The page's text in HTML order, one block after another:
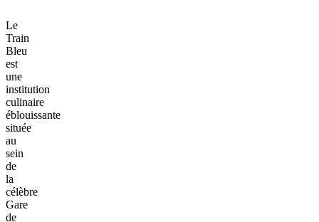
Le
Train
Bleu
est
une
institution
culinaire
éblouissante
située
au
sein
de
la
célèbre
Gare
de